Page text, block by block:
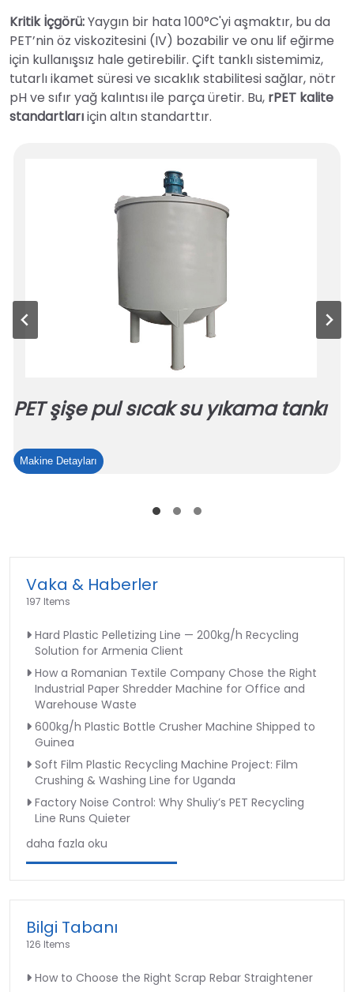
Kritik İçgörü:Yaygın bir hata 100°C'yi aşmaktır, bu da
PET’nin öz viskozitesini (IV) bozabilir ve onu lif eğirme
için kullanışsız hale getirebilir. Çift tanklı sistemimiz,
tutarlı ikamet süresi ve sıcaklık stabilitesi sağlar, nötr
pH ve sıfır yağ kalıntısı ile parça üretir. Bu, rPET kalite
standartlarıiçin altın standarttır.
PET şişe pul sıcak su yıkama tankı
Makine Detayları PET
yıkama
Vaka & Haberler
197 Items
Hard Plastic Pelletizing Line — 200kg/h Recycling
Solution for Armenia Client
How a Romanian Textile Company Chose the Right
Industrial Paper Shredder Machine for Office and
Warehouse Waste
600kg/h Plastic Bottle Crusher Machine Shipped to
Guinea
Soft Film Plastic Recycling Machine Project: Film
Crushing & Washing Line for Uganda
Factory Noise Control: Why Shuliy’s PET Recycling
Line Runs Quieter
daha fazla oku
Bilgi Tabanı
126 Items
How to Choose the Right Scrap Rebar Straightener